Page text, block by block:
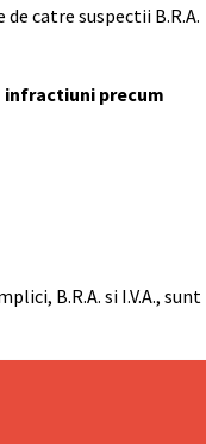
catre suspectii B.R.A.
infractiuni precum
B.R.A. si I.V.A., sunt